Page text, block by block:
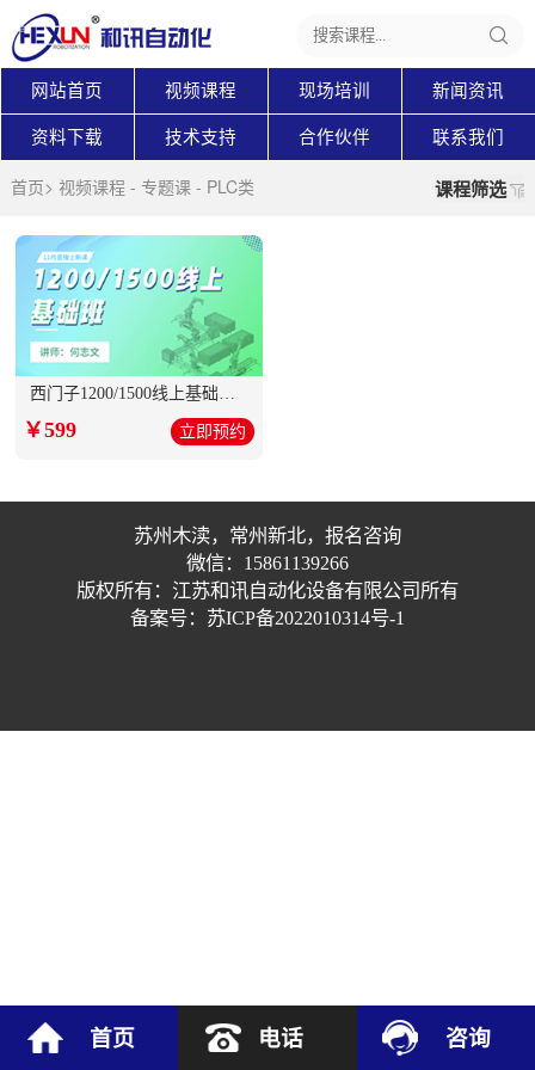
网站首页 视频课程 现场培训 新闻资讯
资料下载 技术支持 合作伙伴 联系我们
首页> 视频课程 - 专题课- PLC类 课程筛选
￥599 立即预约
苏州木渎，常州新北，报名咨询
微信：15861139266
版权所有：江苏和讯自动化设备有限公司所有
备案号：苏ICP备2022010314号-1
首页 电话 咨询